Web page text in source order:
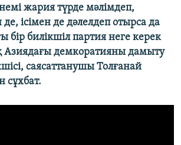
жария түрде мәлімдеп,
ісімен де дәлелдеп отырса да
бір билікшіл партия неге керек
Азиядағы демкоратияны дамыту
саясаттанушы Толғанай
сұхбат.